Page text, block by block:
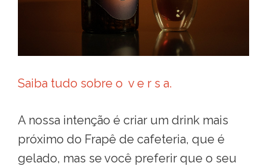
Saiba tudo sobre o v e r s a.
A nossa intenção é criar um drink mais
próximo do Frapê de cafeteria, que é
gelado, mas se você preferir que o seu